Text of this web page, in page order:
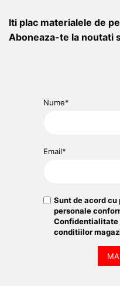
Iti plac materialele de
Aboneaza-te la noutati
Nume*
Email*
Sunt de acord
personale
Confidentialitate
conditiilor